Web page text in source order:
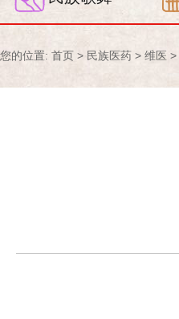
您的位置: 首页 > 民族医药 > 维医 >